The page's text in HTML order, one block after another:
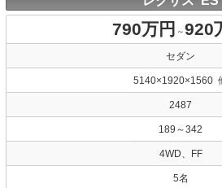
790万円 ～920
セダン
5140×1920×1560
2487
189～342
4WD、FF
5名